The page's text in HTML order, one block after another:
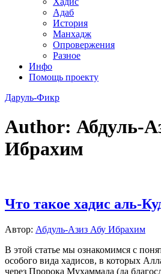
Адаб
История
Манхадж
Опровержения
Разное
Инфо
Помощь проекту
Даруль-Фикр
Author: Абдуль-
Ибрахим
Что такое хадис аль-
Автор: Абдуль-Азиз Абу Ибрахим
В этой статье мы ознакомимся с
особого вида хадисов, в которых
через Пророка Мухаммада (да